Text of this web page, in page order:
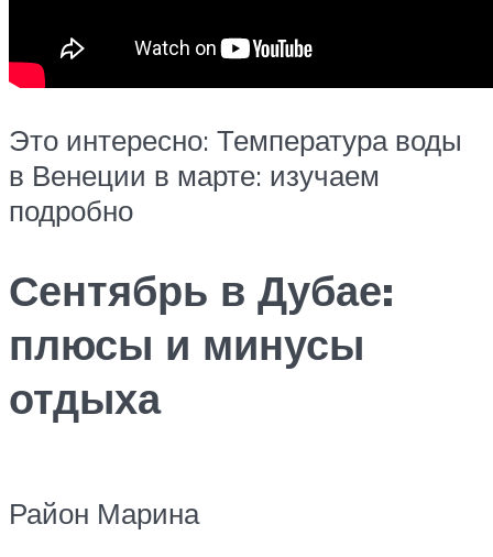
Это интересно: Температура воды
в Венеции в марте: изучаем
подробно
Сентябрь в Дубае:
плюсы и минусы
отдыха
Район Марина